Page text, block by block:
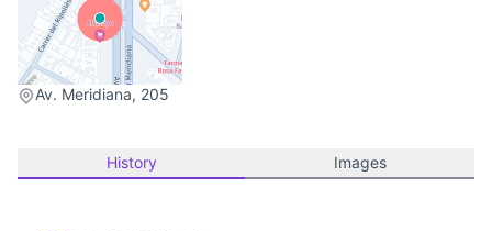
Av. Meridiana, 205
(External link)
History Images